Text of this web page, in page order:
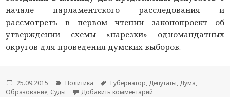
начале парламентского расследования и
рассмотреть в первом чтении законопроект об
утверждении схемы «нарезки» одномандатных
округов для проведения думских выборов.
Опубликовано
25.09.2015 Рубрики
Политика Метки
Губернатор, Депутаты, Дума,
Образование, Суды Добавить комментарий